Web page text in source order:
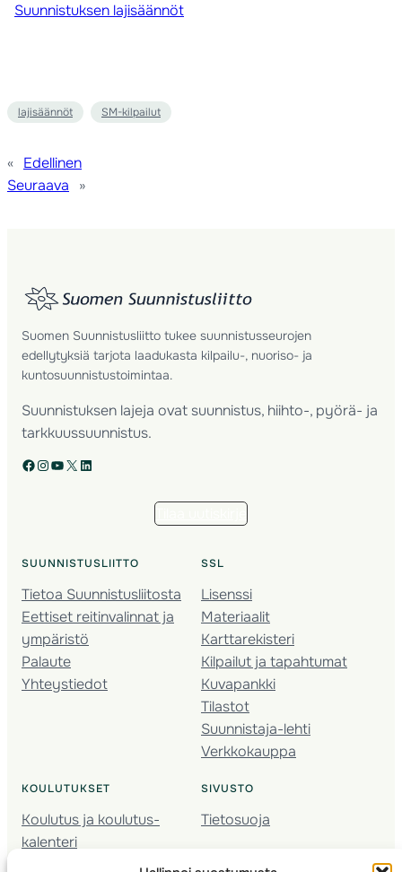
Suunnistuksen lajisäännöt
lajisäännöt SM-kilpailut
« Edellinen
Seuraava
»
Suomen Suunnistusliitto tukee suunnistusseurojen
edellytyksiä tarjota laadukasta kilpailu-, nuoriso- ja
kuntosuunnistustoimintaa.
Suunnistuksen lajeja ovat suunnistus, hiihto-, pyörä- ja
tarkkuussuunnistus.
Facebook Instagram YouTube X LinkedIn
SUUNNISTUSLIITTO
Tietoa Suunnistusliitosta
Eettiset reitinvalinnat ja
ympäristö
Palaute
Yhteystiedot
SSL
Lisenssi
Materiaalit
Karttarekisteri
Kilpailut ja tapahtumat
Kuvapankki
Tilastot
Suunnistaja-lehti
Verkkokauppa
KOULUTUKSET
Koulutus ja koulutus­
kalenteri
Nuorison koulutukset
SIVUSTO
Tietosuoja